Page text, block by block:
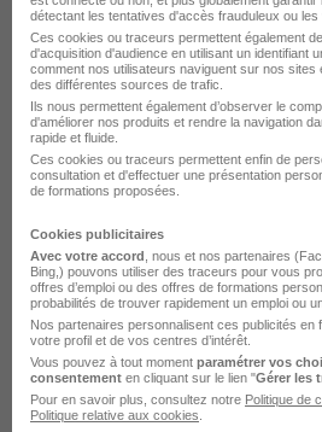
Ces offres pourraient
vous intéresser
Tech Lead Full Stack
AVISTO
Cachan - 94 CDI
45 000 - 60
Télétravail partiel
détectant les tentatives d'accès frauduleux ou les
Ces cookies ou traceurs permettent également
d'acquisition d'audience en utilisant un identifiant
comment nos utilisateurs naviguent sur nos sites
des différentes sources de trafic.
Ils nous permettent également d’observer le
d'améliorer nos produits et rendre la navigation
rapide et fluide.
Ces cookies ou traceurs permettent enfin de
consultation et d'effectuer une présentation
de formations proposées.
Cookies publicitaires
Avec votre accord , nous et nos partenaires
Bing,) pouvons utiliser des traceurs pour vous
offres d’emploi ou des offres de formations
probabilités de trouver rapidement un emploi ou
Nos partenaires personnalisent ces publicités en
votre profil et de vos centres d’intérêt.
Vous pouvez à tout moment paramétrer vos
consentement en cliquant sur le lien "Gérer les
Pour en savoir plus, consultez notre Politique de
Politique relative aux cookies